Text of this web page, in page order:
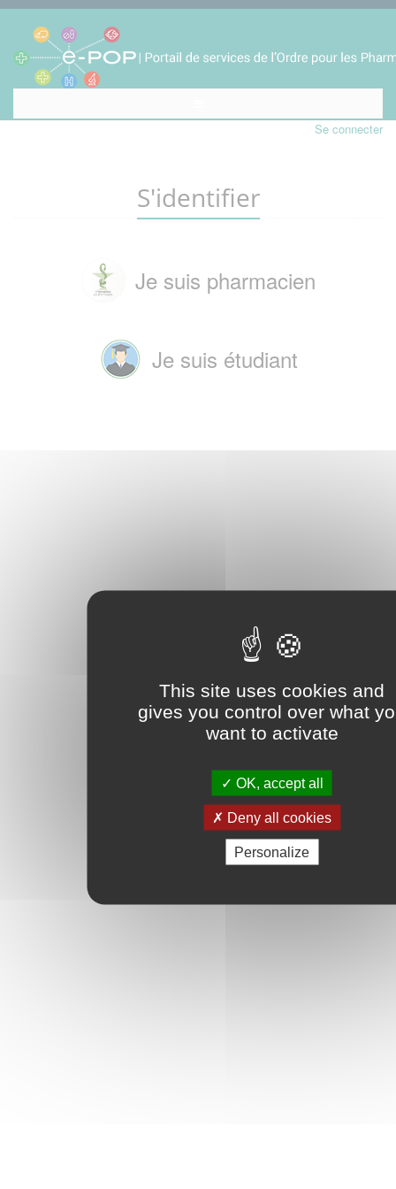
This site uses cookies and
gives you control over what
want to activate
OK, accept all
Deny all cookies
Personalize
Se connecter
S'identifier
Je suis pharmacien
Je suis étudiant